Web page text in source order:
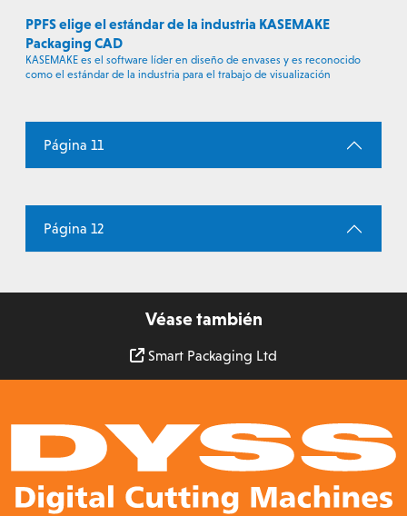
PPFS elige el estándar de la industria KASEMAKE
Packaging CAD
KASEMAKE es el software líder en diseño de envases y es reconocido
como el estándar de la industria para el trabajo de visualización
Página 11
Página 12
Véase también
Smart Packaging Ltd